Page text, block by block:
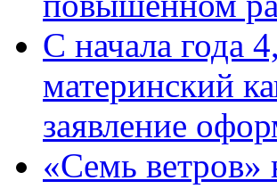
С начала года
материнский
заявление
«Семь ветров»